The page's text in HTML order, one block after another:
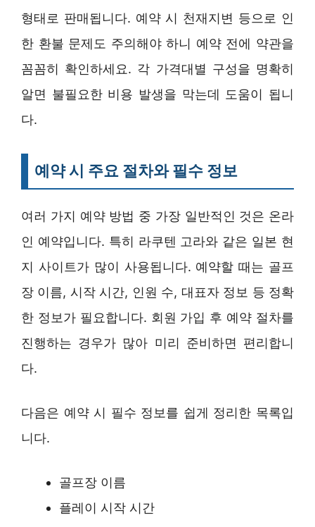
형태로 판매됩니다. 예약 시 천재지변 등으로 인
한 환불 문제도 주의해야 하니 예약 전에 약관을
꼼꼼히 확인하세요. 각 가격대별 구성을 명확히
알면 불필요한 비용 발생을 막는데 도움이 됩니
다.
예약 시 주요 절차와 필수 정보
여러 가지 예약 방법 중 가장 일반적인 것은 온라
인 예약입니다. 특히 라쿠텐 고라와 같은 일본 현
지 사이트가 많이 사용됩니다. 예약할 때는 골프
장 이름, 시작 시간, 인원 수, 대표자 정보 등 정확
한 정보가 필요합니다. 회원 가입 후 예약 절차를
진행하는 경우가 많아 미리 준비하면 편리합니
다.
다음은 예약 시 필수 정보를 쉽게 정리한 목록입
니다.
골프장 이름
플레이 시작 시간